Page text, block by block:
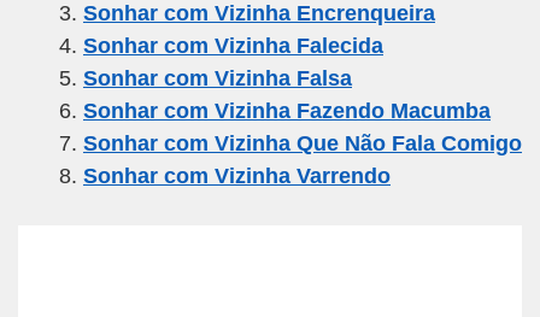
o
o
k
m p
p
Sonhar com Vizinha Encrenqueira
Sonhar com Vizinha Falecida
Sonhar com Vizinha Falsa
Sonhar com Vizinha Fazendo Macumba
Sonhar com Vizinha Que Não Fala Comigo
Sonhar com Vizinha Varrendo